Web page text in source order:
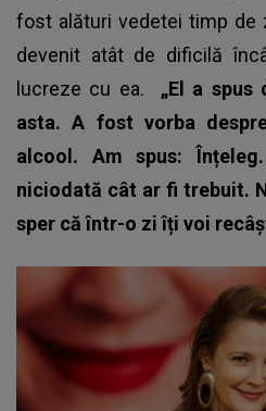
fost alături vedetei timp de
devenit atât de dificilă
lucreze cu ea. „El a
asta. A fost vorba
alcool. Am spus:
niciodată cât ar fi trebuit.
sper că într-o zi îți voi